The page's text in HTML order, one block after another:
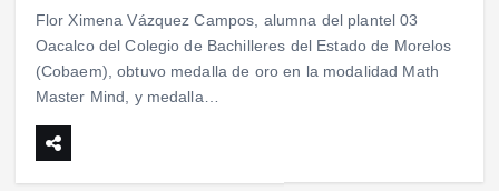
Flor Ximena Vázquez Campos, alumna del plantel 03
Oacalco del Colegio de Bachilleres del Estado de Morelos
(Cobaem), obtuvo medalla de oro en la modalidad Math
Master Mind, y medalla…